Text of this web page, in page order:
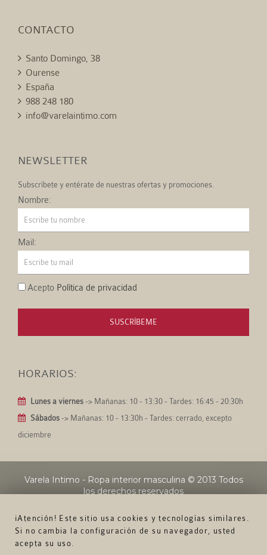
¡Atención! Este sitio usa cookies y tecnologías similares.
Si no cambia la configuración de su navegador, usted
acepta su uso.
CONTACTO
Santo Domingo, 38
Ourense
España
988 248 180
info@varelaintimo.com
NEWSLETTER
Subscríbete y entérate de nuestras ofertas y promociones.
Nombre:
Mail:
Acepto Política de privacidad
SUSCRÍBEME
HORARIOS:
Lunes a viernes -> Mañanas: 10 - 13:30 - Tardes: 16:45 - 20:30h
Sábados -> Mañanas: 10 - 13:30h - Tardes: cerrado, excepto
diciembre
Varela Intimo - Ropa interior masculina © 2013 Todos
los derechos reservados